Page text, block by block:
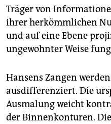
Träger von
ihrer herkömmlichen
und auf eine Ebene
ungewohnter Weise
Hansens Zangen
ausdifferenziert. Die
Ausmalung weicht
der Binnenkonturen.